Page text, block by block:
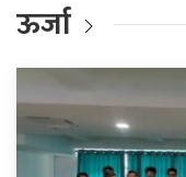
ऊर्जा